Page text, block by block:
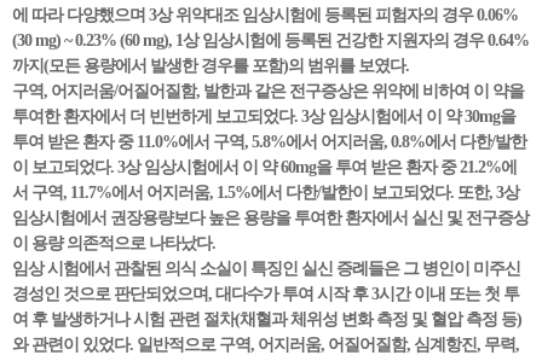
에 따라 다양했으며 3상 위약대조 임상시험에 등록된 피험자의 경우 0.06%
(30 mg) ~ 0.23% (60 mg), 1상 임상시험에 등록된 건강한 지원자의 경우 0.64%
까지(모든 용량에서 발생한 경우를 포함)의 범위를 보였다.
구역, 어지러움/어질어질함, 발한과 같은 전구증상은 위약에 비하여 이 약을
투여한 환자에서 더 빈번하게 보고되었다. 3상 임상시험에서 이 약 30mg을
투여 받은 환자 중 11.0%에서 구역, 5.8%에서 어지러움, 0.8%에서 다한/발한
이 보고되었다. 3상 임상시험에서 이 약 60mg을 투여 받은 환자 중 21.2%에
서 구역, 11.7%에서 어지러움, 1.5%에서 다한/발한이 보고되었다. 또한, 3상
임상시험에서 권장용량보다 높은 용량을 투여한 환자에서 실신 및 전구증상
이 용량 의존적으로 나타났다.
임상 시험에서 관찰된 의식 소실이 특징인 실신 증례들은 그 병인이 미주신
경성인 것으로 판단되었으며, 대다수가 투여 시작 후 3시간 이내 또는 첫 투
여 후 발생하거나 시험 관련 절차(채혈과 체위성 변화 측정 및 혈압 측정 등)
와 관련이 있었다. 일반적으로 구역, 어지러움, 어질어질함, 심계항진, 무력,